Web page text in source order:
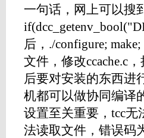
一句话，网上可以搜
后，./configure;
文件，修改ccache.c
后要对安装的东西进
机都可以做协同编译
设置至关重要，tcc无
法读取文件，错误码